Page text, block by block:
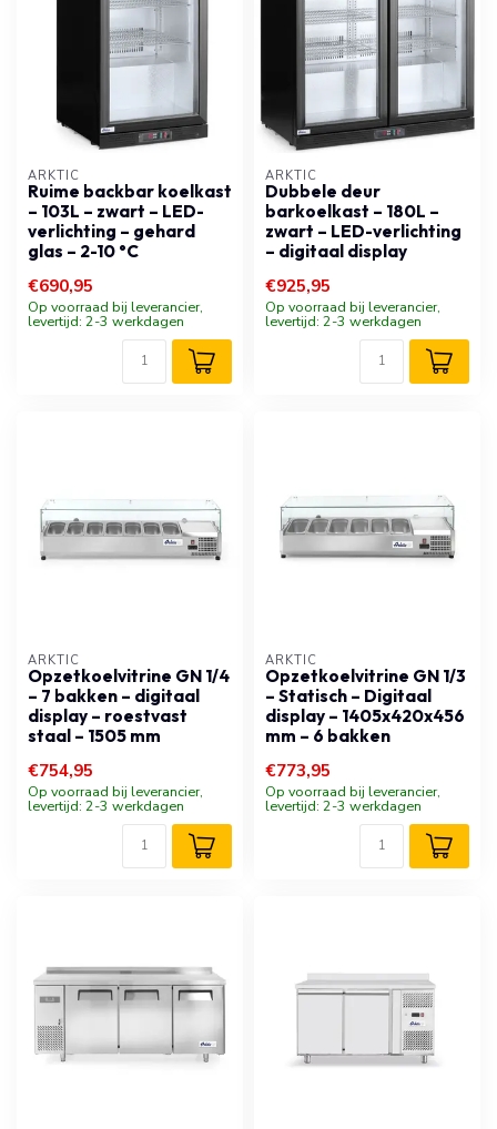
ARKTIC
Ruime backbar koelkast
– 103L – zwart – LED-
verlichting – gehard
glas – 2-10 °C
€690,95
Op voorraad bij leverancier,
levertijd: 2-3 werkdagen
ARKTIC
Dubbele deur
barkoelkast – 180L –
zwart – LED-verlichting
– digitaal display
€925,95
Op voorraad bij leverancier,
levertijd: 2-3 werkdagen
ARKTIC
Opzetkoelvitrine GN 1/4
– 7 bakken – digitaal
display – roestvast
staal – 1505 mm
€754,95
Op voorraad bij leverancier,
levertijd: 2-3 werkdagen
ARKTIC
Opzetkoelvitrine GN 1/3
– Statisch – Digitaal
display – 1405x420x456
mm – 6 bakken
€773,95
Op voorraad bij leverancier,
levertijd: 2-3 werkdagen